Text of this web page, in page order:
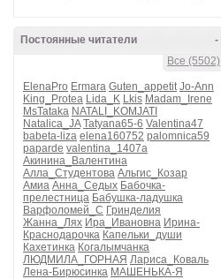
-
Постоянные читатели
Все (5502)
ElenaPro Ermara Guten_appetit Jo-Ann
King_Protea Lida_K Lkis Madam_Irene
MsTataka NATALI_KOMJATI
Natalica_JA Tatyana65-6 Valentina47
babeta-liza elena160752 palomnica59
paparde valentina_1407a
Акинина_Валентина
Алла_Студентова Альгис_Козар
Амиа Анна_Седых Бабочка-
прелестница Бабушка-ладушка
Варфоломей_С Гринделия
Жанна_Лях Ира_Ивановна Ирина-
Краснодарочка Капельки_души
Кахетинка Когалымчанка
ЛЮДМИЛА_ГОРНАЯ Лариса_Коваль
Лена-Бирюсинка МАШЕНЬКА-Я